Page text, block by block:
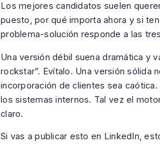
Los mejores candidatos suelen
puesto, por qué importa ahora y si
problema-solución responde a las
Una versión débil suena dramática y
rockstar”. Evítalo. Una versión sólida
incorporación de clientes sea
los sistemas internos. Tal vez el
claro.
Si vas a publicar esto en LinkedIn,